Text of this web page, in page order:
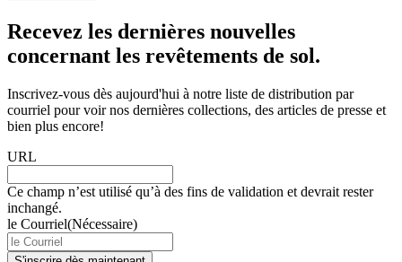
Recevez les dernières nouvelles
concernant les revêtements de sol.
Inscrivez-vous dès aujourd'hui à notre liste de distribution par
courriel pour voir nos dernières collections, des articles de presse et
bien plus encore!
URL
Ce champ n’est utilisé qu’à des fins de validation et devrait rester
inchangé.
le Courriel(Nécessaire)